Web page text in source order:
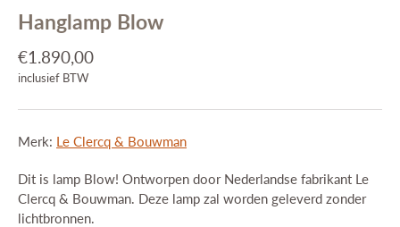
Hanglamp Blow
€1.890,00
inclusief BTW
Merk: Le Clercq & Bouwman
Dit is lamp Blow! Ontworpen door Nederlandse fabrikant Le
Clercq & Bouwman. Deze lamp zal worden geleverd zonder
lichtbronnen.